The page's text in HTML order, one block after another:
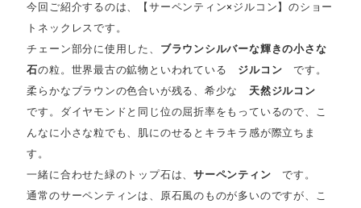
今回ご紹介するのは、【サーペンティン×ジルコン】のショー
トネックレスです。
チェーン部分に使用した、 ブラウンシルバーな輝きの小さな
石の粒。世界最古の鉱物といわれている ジルコン です。
柔らかなブラウンの色合いが残る、希少な 天然ジルコン
です。ダイヤモンドと同じ位の屈折率をもっているので、こ
んなに小さな粒でも、肌にのせるとキラキラ感が際立ちま
す。
一緒に合わせた緑のトップ石は、サーペンティン です。
通常のサーペンティンは、原石風のものが多いのですが、こ